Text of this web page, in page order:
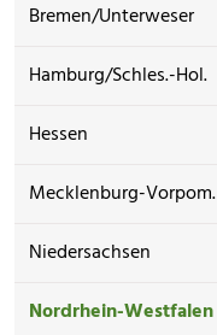
Bremen/Unterweser
Hamburg/Schles.-Hol.
Hessen
Mecklenburg-Vorpom.
Niedersachsen
Nordrhein-Westfalen